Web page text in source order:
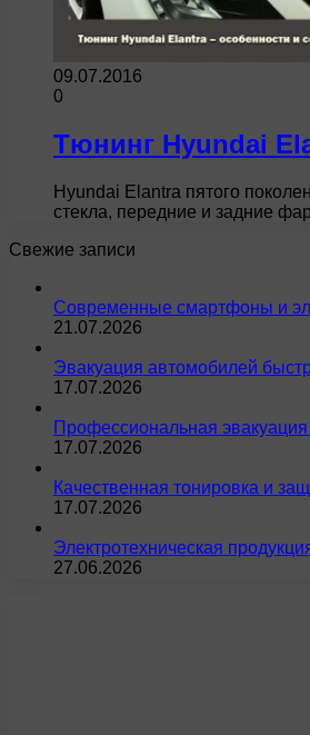
09.07.2016
0
Тюнинг Hyundai
Hyundai Elantra пятого
стекла, передние и задние
Свежие записи
Современные смартфоны и
21.07.2026
Эвакуация автомобилей
17.07.2026
Профессиональная
17.07.2026
Качественная тонировка и
17.07.2026
Электротехническая
27.06.2026